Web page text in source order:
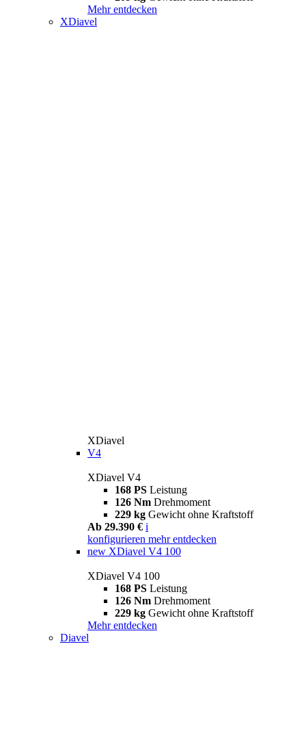
Mehr entdecken
XDiavel
XDiavel
V4
XDiavel V4
168 PS Leistung
126 Nm Drehmoment
229 kg Gewicht ohne Kraftstoff
Ab 29.390 € i
konfigurieren mehr entdecken
new XDiavel V4 100
XDiavel V4 100
168 PS Leistung
126 Nm Drehmoment
229 kg Gewicht ohne Kraftstoff
Mehr entdecken
Diavel